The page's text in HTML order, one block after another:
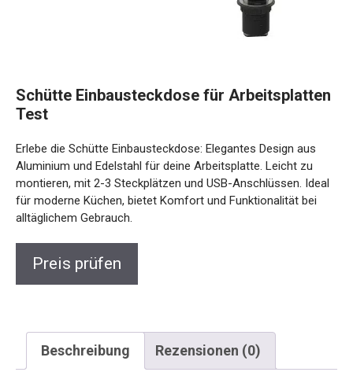
Schütte Einbausteckdose für Arbeitsplatten
Test
Erlebe die Schütte Einbausteckdose: Elegantes Design aus
Aluminium und Edelstahl für deine Arbeitsplatte. Leicht zu
montieren, mit 2-3 Steckplätzen und USB-Anschlüssen. Ideal
für moderne Küchen, bietet Komfort und Funktionalität bei
alltäglichem Gebrauch.
Preis prüfen
Beschreibung Rezensionen (0)